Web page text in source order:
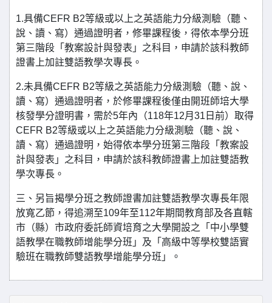
1.具備CEFR B2等級或以上之英語能力分級測驗（聽、
說、讀、寫）通過證明者，修畢課程後，得依本學分班
第三階段「教案設計與發表」之科目，申請於該科教師
證書上加註雙語教學次專長。
2.未具備CEFR B2等級之英語能力分級測驗（聽、說、
讀、寫）通過證明者，於修畢課程後僅由開班師培大學
核發學分證明書，需於5年內（118年12月31日前）取得
CEFR B2等級或以上之英語能力分級測驗（聽、說、
讀、寫）通過證明，始得依本學分班第三階段「教案設
計與發表」之科目，申請於該科教師證書上加註雙語教
學次專長。
三、另旨揭學分班之教師證書加註雙語教學次專長年限
放寬乙節，得追溯至109年至112年期間教育部及各直轄
市（縣）市政府委託師資培育之大學開設之「中小學雙
語教學在職教師增能學分班」及「高級中等學校雙語實
驗班在職教師雙語教學增能學分班」。